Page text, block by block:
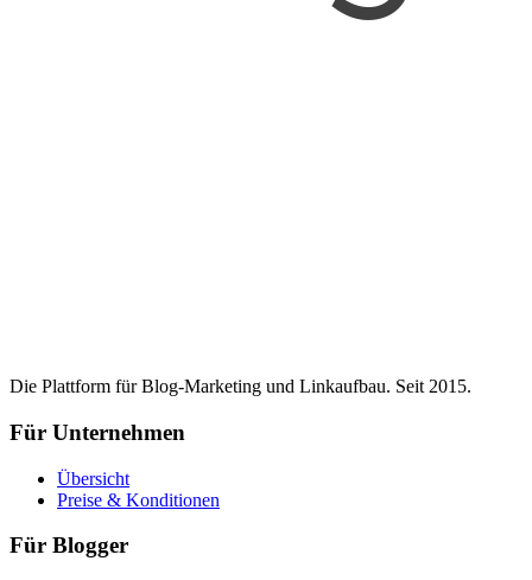
Die Plattform für Blog-Marketing und Linkaufbau. Seit 2015.
Für Unternehmen
Übersicht
Preise & Konditionen
Für Blogger